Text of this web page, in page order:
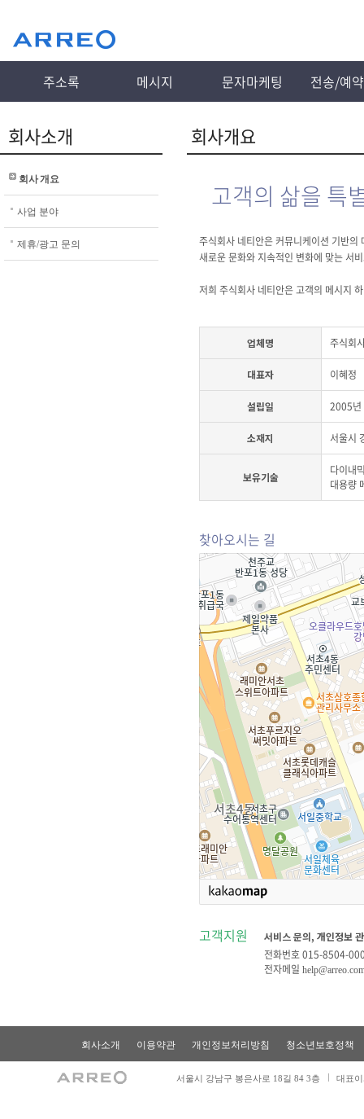
주소록 메시지 문자마케팅 전송/예
회사소개
회사 개요
사업 분야
제휴/광고 문의
회사개요
고객의 삶을 특
주식회사 네티안은 커뮤니케이션 기반
새로운 문화와 지속적인 변화에 맞는 서
저희 주식회사 네티안은 고객의 메시지
업체명 주식회
대표자 이혜정
설립일 2005년
소재지 서울시
보유기술
다이내
대용량
찾아오시는 길
고객지원 서비스 문의, 개인정보
전화번호015-8504-
전자메일
회사소개 이용약관 개인정보처리방침 청소년보호정책
서울시 강남구 봉은사로 18길 84 3층 대표